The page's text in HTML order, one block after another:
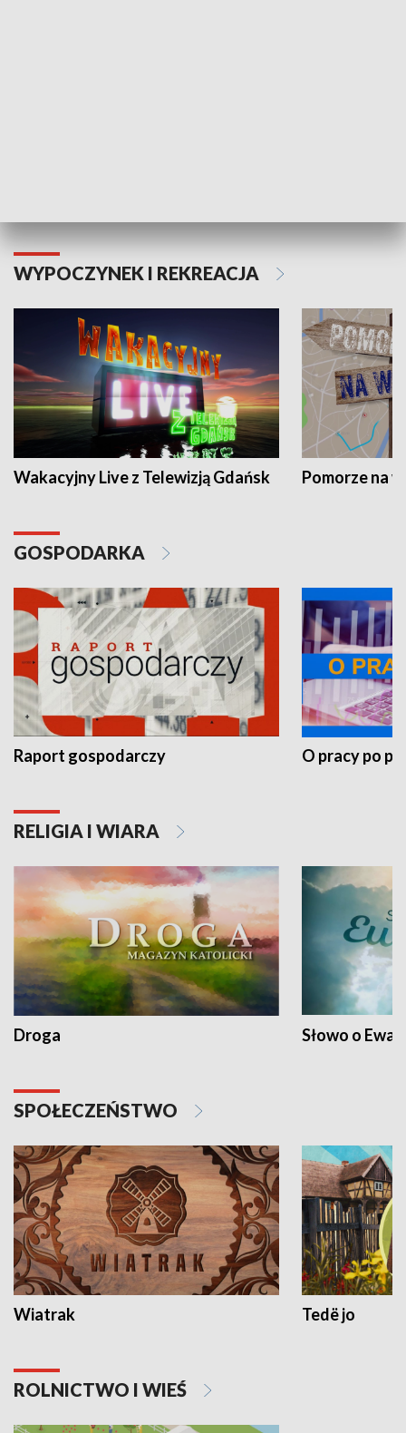
WYPOCZYNEK I REKREACJA
Wakacyjny Live z Telewizją Gdańsk Pomorze na
GOSPODARKA
Raport gospodarczy O pracy po
RELIGIA I WIARA
Droga Słowo o
SPOŁECZEŃSTWO
Wiatrak Tedë jo
ROLNICTWO I WIEŚ